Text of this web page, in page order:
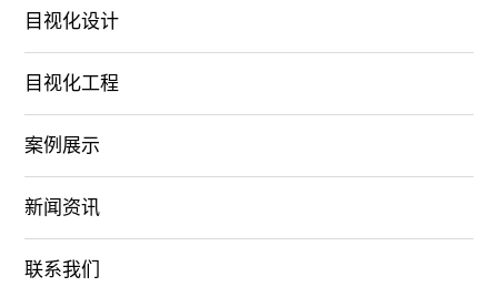
目视化设计
目视化工程
案例展示
新闻资讯
联系我们